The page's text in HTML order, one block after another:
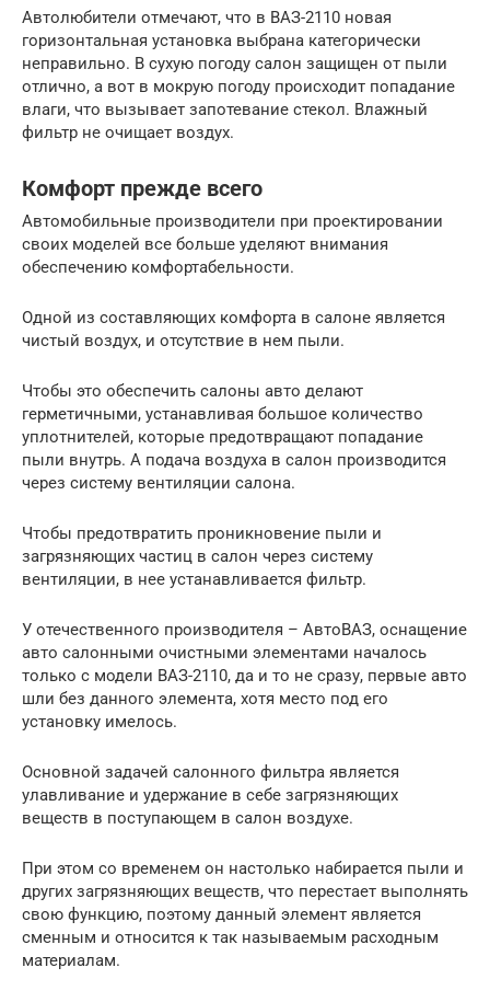
Автолюбители отмечают, что в ВАЗ-2110 новая
горизонтальная установка выбрана категорически
неправильно. В сухую погоду салон защищен от пыли
отлично, а вот в мокрую погоду происходит попадание
влаги, что вызывает запотевание стекол. Влажный
фильтр не очищает воздух.
Комфорт прежде всего
Автомобильные производители при проектировании
своих моделей все больше уделяют внимания
обеспечению комфортабельности.
Одной из составляющих комфорта в салоне является
чистый воздух, и отсутствие в нем пыли.
Чтобы это обеспечить салоны авто делают
герметичными, устанавливая большое количество
уплотнителей, которые предотвращают попадание
пыли внутрь. А подача воздуха в салон производится
через систему вентиляции салона.
Чтобы предотвратить проникновение пыли и
загрязняющих частиц в салон через систему
вентиляции, в нее устанавливается фильтр.
У отечественного производителя – АвтоВАЗ, оснащение
авто салонными очистными элементами началось
только с модели ВАЗ-2110, да и то не сразу, первые авто
шли без данного элемента, хотя место под его
установку имелось.
Основной задачей салонного фильтра является
улавливание и удержание в себе загрязняющих
веществ в поступающем в салон воздухе.
При этом со временем он настолько набирается пыли и
других загрязняющих веществ, что перестает выполнять
свою функцию, поэтому данный элемент является
сменным и относится к так называемым расходным
материалам.